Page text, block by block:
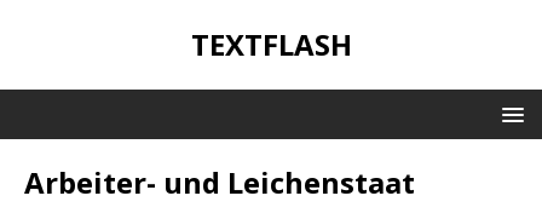
TEXTFLASH
Arbeiter- und Leichenstaat